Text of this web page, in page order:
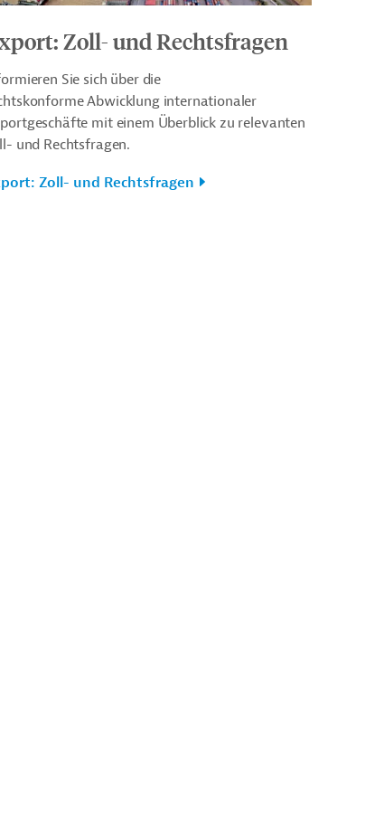
Zoll- und Rechtsfragen
Sie sich über die
Abwicklung internationaler
mit einem Überblick zu relevanten
und Rechtsfragen.
Zoll- und Rechtsfragen